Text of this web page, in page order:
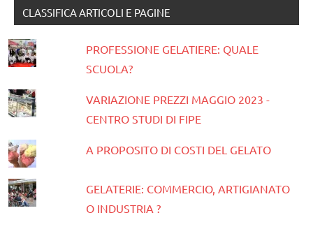
CLASSIFICA ARTICOLI E PAGINE
PROFESSIONE GELATIERE: QUALE
SCUOLA?
VARIAZIONE PREZZI MAGGIO 2023 -
CENTRO STUDI DI FIPE
A PROPOSITO DI COSTI DEL GELATO
GELATERIE: COMMERCIO, ARTIGIANATO
O INDUSTRIA ?